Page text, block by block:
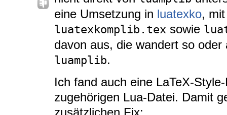
eine Umsetzung in luatexko,
luatexkomplib.tex sowie
davon aus, die wandert so
luamplib.
Ich fand auch eine LaTeX-
zugehörigen Lua-Datei. Damit